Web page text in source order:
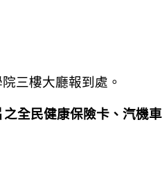
三樓大廳報到處。
全民健康保險卡、汽機